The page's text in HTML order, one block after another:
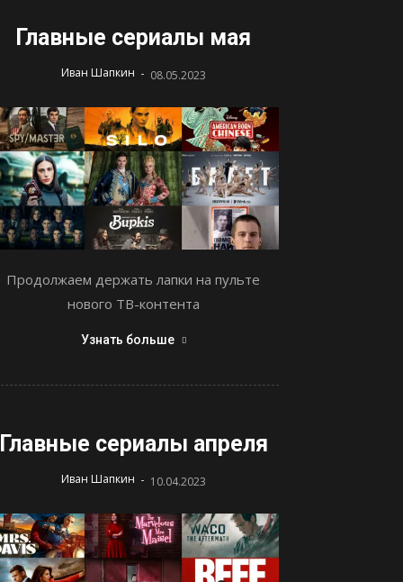
Главные сериалы мая
Иван Шапкин - 08.05.2023
Продолжаем держать лапки на пульте
нового ТВ-контента
Узнать больше
Главные сериалы апреля
Иван Шапкин - 10.04.2023